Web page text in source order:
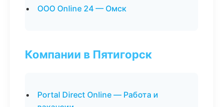
ООО Online 24 — Омск
Компании в Пятигорск
Portal Direct Online — Работа и